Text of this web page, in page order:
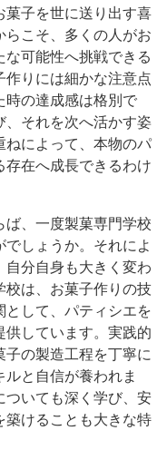
菓子を世に送り出す喜
らこそ、多くの人がお
可能性へ挑戦できる
作りには細かな注意点
時の達成感は格別で
、それを次へ活かす姿
ねによって、本物のパ
存在へ成長できるわけ
ば、一度製菓専門学校
しょうか。それによ
自分自身も大きく変わ
校は、お菓子作りの技
して、パティシエを
供しています。実践的
の製造工程を丁寧に
と自信が養われま
ついても深く学び、安
築けることも大きな特